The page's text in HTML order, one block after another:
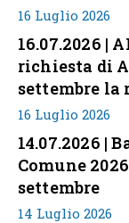
16 Luglio 2026
16.07.2026 |
richiesta di
settembre la
corrispettivi
16 Luglio 2026
14.07.2026 |
Comune
settembre
14 Luglio 2026